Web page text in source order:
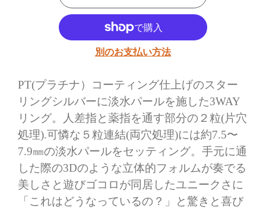
別のお支払い方法
PT(プラチナ）コーティング仕上げのスター
リングシルバーに淡水パールを施した3WAY
リング。人差指と薬指を通す部分の２粒(片穴
処理).可憐な５粒連結(両穴処理)には約7.5〜
7.9㎜の淡水パールをセッティング。手元に通
した際の3Dのような立体的フォルムが奏でる
美しさと遊びゴコロが同居したユニークさに
「これはどうなっているの？」と驚きと喜び